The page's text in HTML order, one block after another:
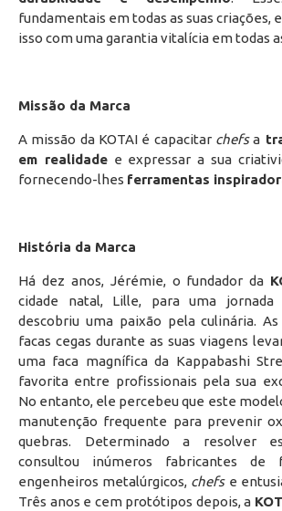
fundamentais em todas as suas criações,
isso com uma garantia vitalícia em todas
Missão da Marca
A missão da KOTAI é capacitar chefsa
em realidadee expressar a sua
fornecendo-lhes ferramentas
História da Marca
Há dez anos, Jérémie, o fundador da
cidade natal, Lille, para uma jornada
descobriu uma paixão pela culinária.
facas cegas durante as suas viagens
uma faca magnífica da Kappabashi
favorita entre profissionais pela sua
No entanto, ele percebeu que este
manutenção frequente para prevenir
quebras. Determinado a resolver
consultou inúmeros fabricantes de
engenheiros metalúrgicos, chefse
Três anos e cem protótipos depois, a